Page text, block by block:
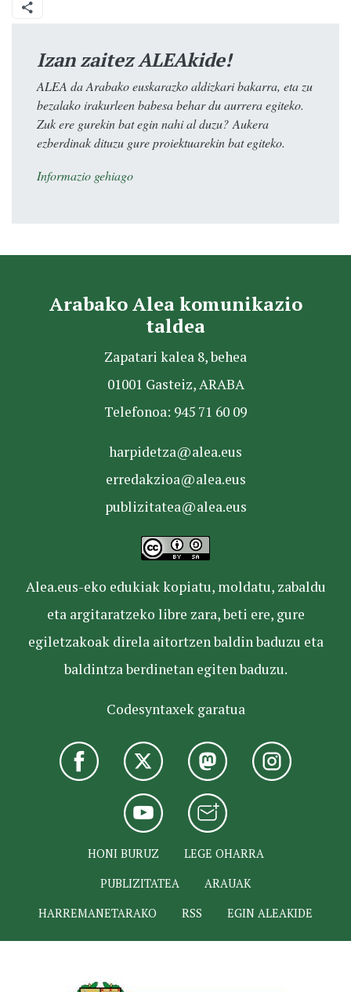
Izan zaitez ALEAkide!
ALEA da Arabako euskarazko aldizkari bakarra, eta zu
bezalako irakurleen babesa behar du aurrera egiteko.
Zuk ere gurekin bat egin nahi al duzu? Aukera
ezberdinak dituzu gure proiektuarekin bat egiteko.
Informazio gehiago
Arabako Alea komunikazio
taldea
Zapatari kalea 8, behea
01001 Gasteiz, ARABA
Telefonoa: 945 71 60 09
harpidetza@alea.eus
erredakzioa@alea.eus
publizitatea@alea.eus
Alea.eus-eko edukiak kopiatu, moldatu, zabaldu
eta argitaratzeko libre zara, beti ere, gure
egiletzakoak direla aitortzen baldin baduzu eta
baldintza berdinetan egiten baduzu.
Codesyntaxek garatua
HONI BURUZ
LEGE OHARRA
PUBLIZITATEA
ARAUAK
HARREMANETARAKO
RSS EGIN ALEAKIDE